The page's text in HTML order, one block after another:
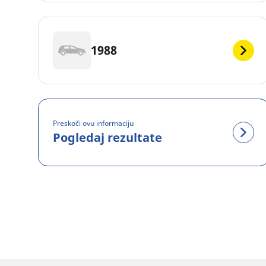
1988
Preskoči ovu informaciju
Pogledaj rezultate